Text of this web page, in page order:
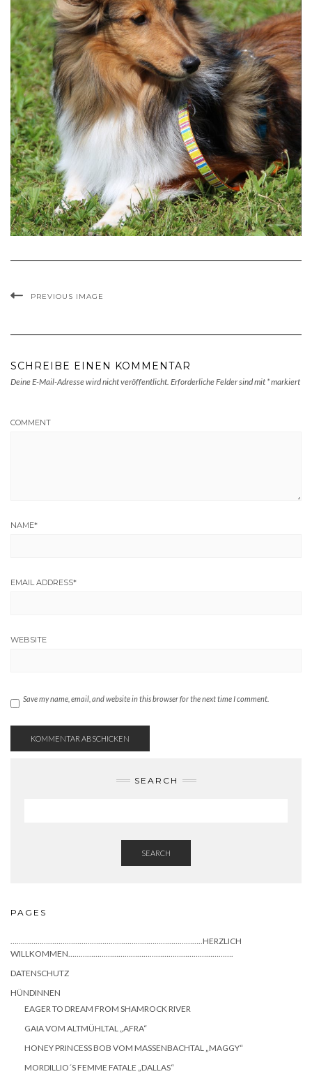
PREVIOUS IMAGE
SCHREIBE EINEN KOMMENTAR
Deine E-Mail-Adresse wird nicht veröffentlicht. Erforderliche Felder sind mit *markiert
COMMENT
NAME*
EMAIL ADDRESS*
WEBSITE
Save my name, email, and website in this browser for the next time I comment.
SEARCH
SEARCH
PAGES
………………………………………………………………………………..HERZLICH
WILLKOMMEN…………………………………………………………………….
DATENSCHUTZ
HÜNDINNEN
EAGER TO DREAM FROM SHAMROCK RIVER
GAIA VOM ALTMÜHLTAL „AFRA“
HONEY PRINCESS BOB VOM MASSENBACHTAL „MAGGY“
MORDILLIO´S FEMME FATALE „DALLAS“